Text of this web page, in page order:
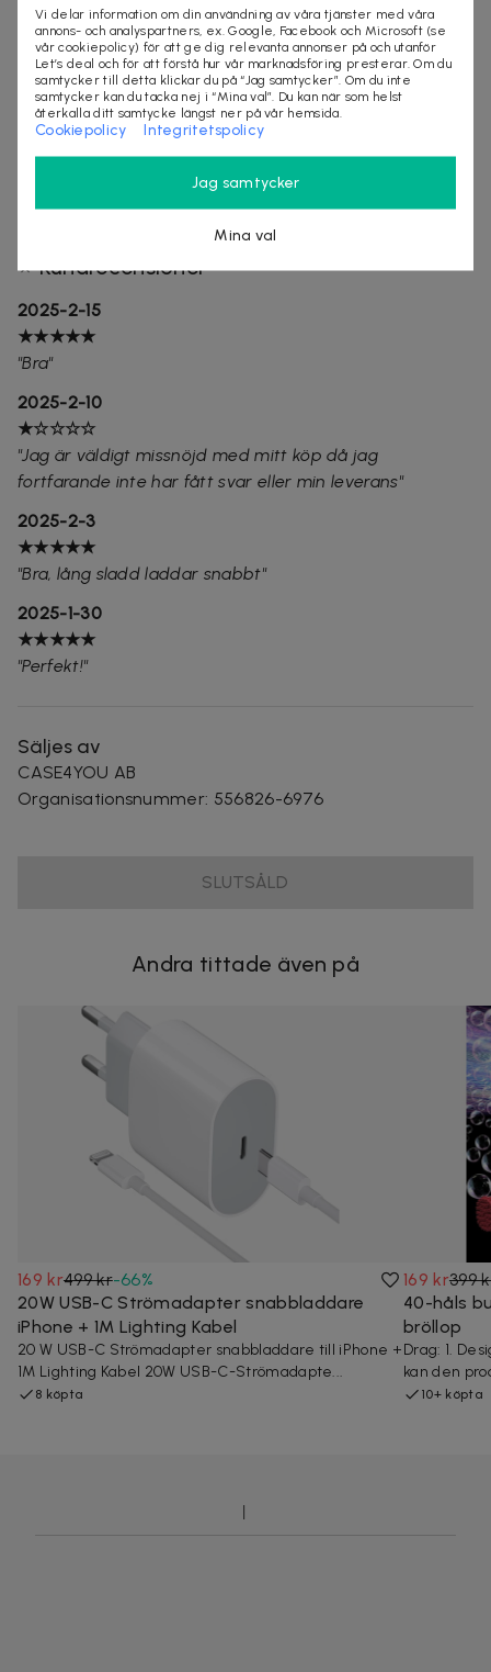
kompatibla blixtkabeln och 20W USB C -väggladdare
för att komma åt snabbladdning XS på iPhone 14 /
iPhone 14 Pro / iPhone 14 Plus / iPhone 14 Pro Max /
iPhone 13/13 Pro / 13 Mini / 13 Pro Max / 12/12 Mini/12
Pro/12 Pro Max/11/11 Pro/11 Pro Max/XS Max/ XR / X 8
Plus, iPad, iPad Pro iPad mini iPad Air. Denna Power
Delivery 3.0 FAST -laddare kan också ladda iPhone 7 6
Plus, iPhone 5 5c 5s SE Airpod med den ursprungliga
⭐ Kundrecensioner
2025-2-15
★★★★★
"Bra"
2025-2-10
★☆☆☆☆
"Jag är väldigt missnöjd med mitt köp då jag
fortfarande inte har fått svar eller min leverans"
2025-2-3
★★★★★
"Bra, lång sladd laddar snabbt"
2025-1-30
★★★★★
"Perfekt!"
Säljes av
CASE4YOU AB
Organisationsnummer: 556826-6976
SLUTSÅLD
Andra tittade även på
169 kr499 kr-66%
20W USB-C Strömadapter snabbladdare
iPhone + 1M Lighting Kabel
20 W USB-C Strömadapter snabbladdare till iPhone +
1M Lighting Kabel 20W USB-C-Strömadapte...
8 köpta
169 kr399
40-håls
bröllop
Drag: 1.
kan den
10+ köpta
Vi delar information om din användning av våra tjänster med våra
annons- och analyspartners, ex. Google, Facebook och Microsoft (se
vår cookiepolicy) för att ge dig relevanta annonser på och utanför
Let’s deal och för att förstå hur vår marknadsföring presterar. Om du
samtycker till detta klickar du på “Jag samtycker”. Om du inte
samtycker kan du tacka nej i “Mina val”. Du kan när som helst
återkalla ditt samtycke längst ner på vår hemsida.
Cookiepolicy Integritetspolicy
Jag samtycker
Mina val